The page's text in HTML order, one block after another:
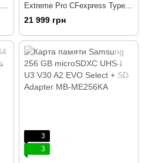
Extreme Pro CFexpress Type B
(SDCFE-512G-GN4IN)
21 999 грн
3
3